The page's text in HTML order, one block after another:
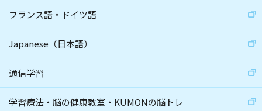
フランス語・ドイツ語
Japanese（日本語）
通信学習
学習療法・脳の健康教室・KUMONの脳トレ